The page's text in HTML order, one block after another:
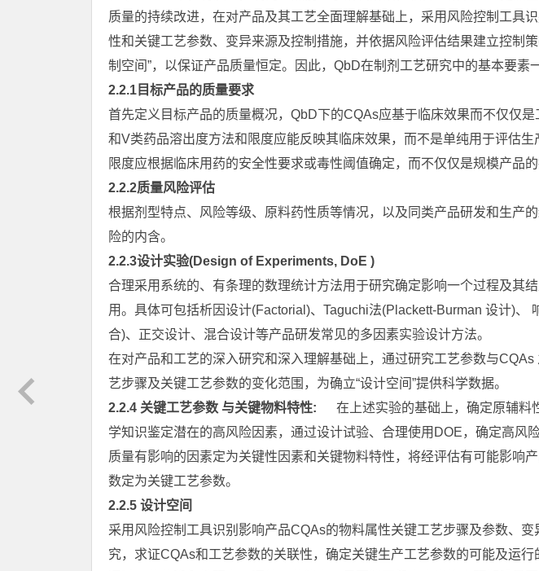
质量的持续改进，在对产品及其工艺全面理解基础上，采用风险控制工具
性和关键工艺参数、变异来源及控制措施，并依据风险评估结果建立控制策
制空间”，以保证产品质量恒定。因此，QbD在制剂工艺研究中的基本要素
2.2.1目标产品的质量要求
首先定义目标产品的质量概况，QbD下的CQAs应基于临床效果而不仅仅是
和V类药品溶出度方法和限度应能反映其临床效果，而不是单纯用于评估
限度应根据临床用药的安全性要求或毒性阈值确定，而不仅仅是规模产品的
2.2.2质量风险评估
根据剂型特点、风险等级、原料药性质等情况，以及同类产品研发和生产
险的内含。
2.2.3设计实验(Design of Experiments, DoE )
合理采用系统的、有条理的数理统计方法用于研究确定影响一个过程及其
用。具体可包括析因设计(Factorial)、Taguchi法(Plackett-Burman 设计)、
合)、正交设计、混合设计等产品研发常见的多因素实验设计方法。
在对产品和工艺的深入研究和深入理解基础上，通过研究工艺参数与
艺步骤及关键工艺参数的变化范围，为确立“设计空间”提供科学数据。
2.2.4 关键工艺参数 与关键物料特性:
在上述实验的基础上，确定原辅料
学知识鉴定潜在的高风险因素，通过设计试验、合理使用DOE，确定高风
质量有影响的因素定为关键性因素和关键物料特性，将经评估有可能影响
数定为关键工艺参数。
2.2.5 设计空间
采用风险控制工具识别影响产品CQAs的物料属性关键工艺步骤及参数、
究，求证CQAs和工艺参数的关联性，确定关键生产工艺参数的可能及运行